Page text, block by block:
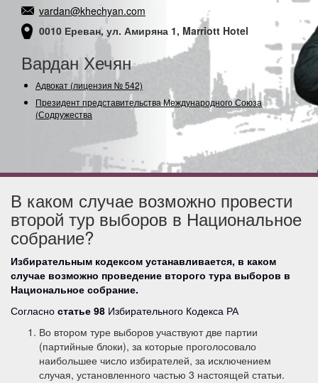
vardan@khechyan.com
0010 Ереван, ул. Амиряна 1, Marriott Hotel
Вардан Хечян
Адвокат (лицензия № 542)
Президент представительства Международного Союза
(Содружества) ад
В каком случае возможно провести
второй тур выборов в Национальное
собрание?
Избирательным кодексом устанавливается, в каком
случае возможно проведение второго тура выборов в
Национальное собрание.
Согласно статье 98 Избирательного Кодекса РА
Во втором туре выборов участвуют две партии
(партийные блоки), за которые проголосовало
наибольшее число избирателей, за исключением
случая, установленного частью 3 настоящей статьи.